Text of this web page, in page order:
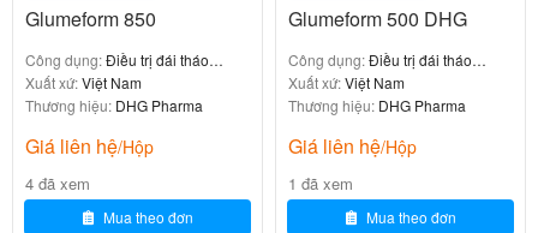
Kết luận:Sự phối hợp giữa Amoxicillin và Acid
Clavulanic trong Niflad ES tạo ra một kháng sinh
phổ rộng vượt trội
, có hiệu quả chống lại nhiều
loại vi khuẩn Gram dương, Gram âm, bao gồm cả
các chủng sản sinh beta-lactamase.
Glumeform 850
Công dụng:Điều trị đái tháo
đường tuýp 2
Xuất xứ:Việt Nam
Thương hiệu: DHG Pharma
Giá liên hệ/Hộp
4 đã xem
Mua theo đơn
Glumeform 500 DHG
Công dụng:Điều trị đái tháo
đường týp 2
Xuất xứ:Việt Nam
Thương hiệu: DHG Pharma
Giá liên hệ/Hộp
1 đã xem
Mua theo đơn